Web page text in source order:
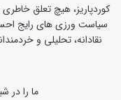
کوردپاریز، هیچ تعلق
سیاست ورزی های رایج
نقادانه، تحلیلی و
ما را در